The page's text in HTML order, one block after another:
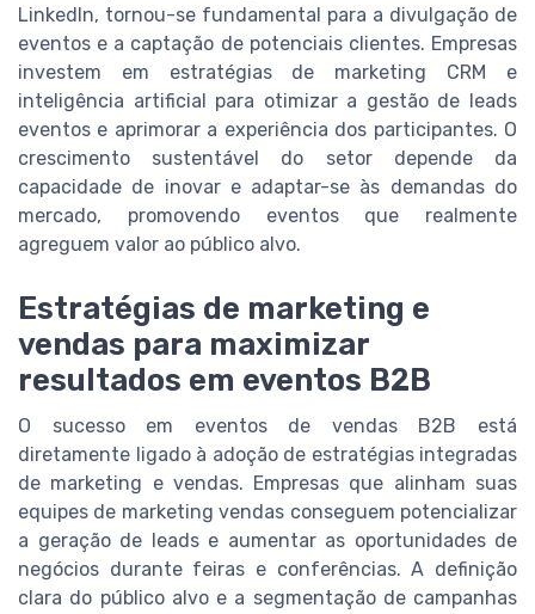
LinkedIn, tornou-se fundamental para a divulgação de
eventos e a captação de potenciais clientes. Empresas
investem em estratégias de marketing CRM e
inteligência artificial para otimizar a gestão de leads
eventos e aprimorar a experiência dos participantes. O
crescimento sustentável do setor depende da
capacidade de inovar e adaptar-se às demandas do
mercado, promovendo eventos que realmente
agreguem valor ao público alvo.
Estratégias de marketing e
vendas para maximizar
resultados em eventos B2B
O sucesso em eventos de vendas B2B está
diretamente ligado à adoção de estratégias integradas
de marketing e vendas. Empresas que alinham suas
equipes de marketing vendas conseguem potencializar
a geração de leads e aumentar as oportunidades de
negócios durante feiras e conferências. A definição
clara do público alvo e a segmentação de campanhas